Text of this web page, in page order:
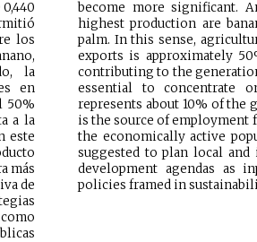
los
la
en
50%
a la
este
más
de
become more significant.
highest production are
palm. In this sense,
exports is approximately
contributing to the
essential to concentrate
represents about 10% of the
is the source of
the economically active
suggested to plan local
development agendas as
policies framed in